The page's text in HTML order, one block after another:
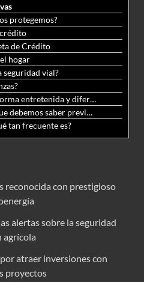
protegemos?
de Crédito
hogar
seguridad vial?
8. Diego Te lo Explica, una forma entretenida y diferente de aprender matemáticas y ciencias
9. Crédito hipotecario: lo que debemos saber previo a adquirir nuestra vivienda
tan frecuente es?
reconocida con prestigioso
alertas sobre la seguridad
agrícola
atraer inversiones con
proyectos